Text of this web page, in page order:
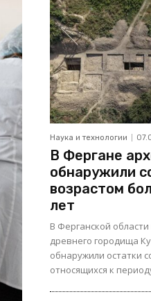
Наука и технологии
В Фергане
обнаружили
возрастом
лет
В Ферганской
древнего городища
обнаружили остатки
относящихся к